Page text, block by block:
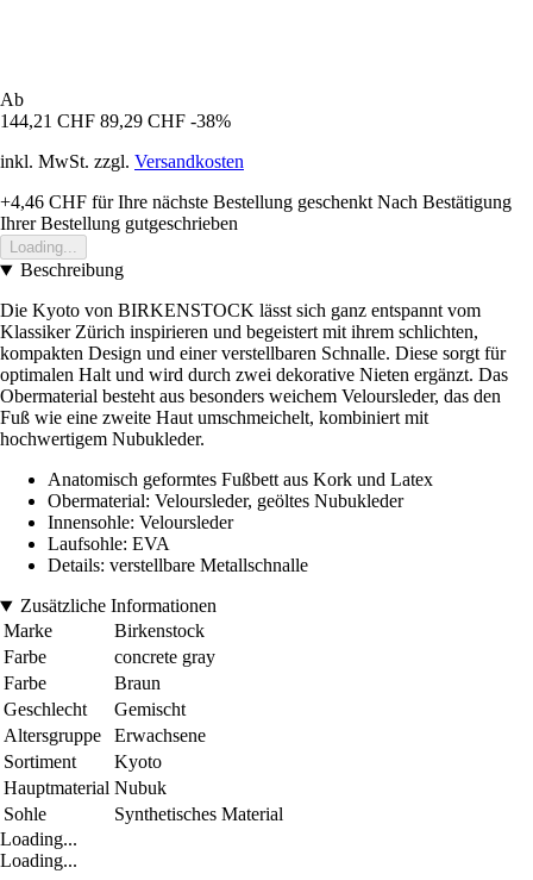
Ab
144,21 CHF 89,29 CHF -38%
inkl. MwSt. zzgl. Versandkosten
+4,46 CHF für Ihre nächste Bestellung geschenkt Nach Bestätigung
Ihrer Bestellung gutgeschrieben
Loading...
Beschreibung
Die Kyoto von BIRKENSTOCK lässt sich ganz entspannt vom
Klassiker Zürich inspirieren und begeistert mit ihrem schlichten,
kompakten Design und einer verstellbaren Schnalle. Diese sorgt für
optimalen Halt und wird durch zwei dekorative Nieten ergänzt. Das
Obermaterial besteht aus besonders weichem Veloursleder, das den
Fuß wie eine zweite Haut umschmeichelt, kombiniert mit
hochwertigem Nubukleder.
Anatomisch geformtes Fußbett aus Kork und Latex
Obermaterial: Veloursleder, geöltes Nubukleder
Innensohle: Veloursleder
Laufsohle: EVA
Details: verstellbare Metallschnalle
Zusätzliche Informationen
Marke
Birkenstock
Farbe
concrete gray
Farbe
Braun
Geschlecht
Gemischt
Altersgruppe
Erwachsene
Sortiment
Kyoto
Hauptmaterial Nubuk
Sohle
Synthetisches Material
Loading...
Loading...